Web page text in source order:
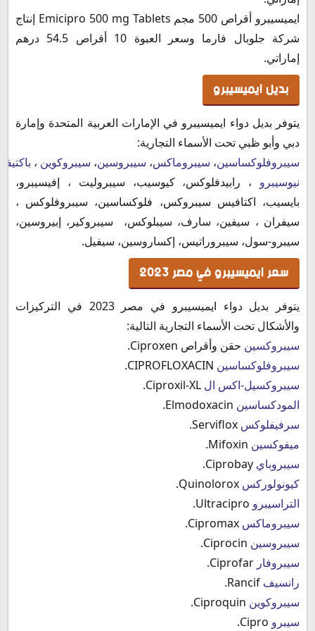
ايميسيبرو أقراص 500 مجم Emicipro 500 mg Tablets إنتاج
شركة جلوبال فارما وسعر العبوة 10 أقراص 54.5 درهم
إماراتي.
بديل ايميسيبرو
يتوفر بديل دواء ايميسيبرو في الإمارات العربية المتحدة وإمارة
دبي وأبو ظبي تحت الأسماء التجارية:
سيبروفلوكساسين، سيبروماكس، سيبروسين، سيبروكوين ،
نيوسيبرو ، رابيدفلوكس، كيوسيب، سيبروليت ، إفيسيبرو،
بايسيب، اكتافيس سيبروكس، فلوكساسين، سيبروفلوكس ،
سيفران ، سيفين، سارف، سيبلوكس، سيبروكير، إبيروسين،
سيبرو-سول، سيبروراتيس، إكساروسين، سيفيل.
سعر ايميسيبرو في مصر 2023
يتوفر بديل دواء ايميسيبرو في مصر 2023 في التركيزات
والأشكال تحت الأسماء التجارية التالية:
سيبروكسين حقن وأقراص Ciproxen.
سيبروفلوكساسين CIPROFLOXACIN.
سيبروكسيل-اكس ال
المودكساسين
سرفيفلوكس
ميفوكسين
سيبروباي
كيونولوركس
التراسيبرو
سيبروماكس
سيبروسين
سيبروفار
رانسيف
سيبروكوين
سيبرو